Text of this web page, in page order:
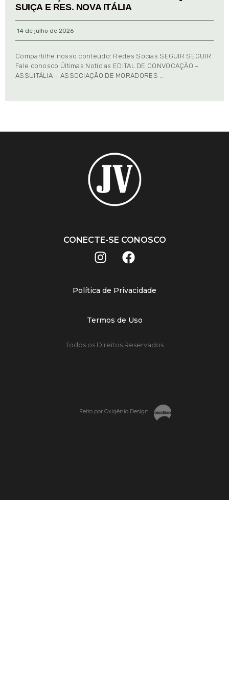
SUIÇA E RES. NOVA ITÁLIA
14 de julho de 2026
Compartilhe nosso conteúdo: Redes Socias SEGUIR SEGUIR
Fale conosco Últimas Notícias EDITAL DE CONVOCAÇÃO –
ASSUITÁLIA – ASSOCIAÇÃO DE MORADORES …
CONECTE-SE CONOSCO
Política de Privacidade
Termos de Uso
Todos os Direitos Reservados
Feito por Oxigênio Design